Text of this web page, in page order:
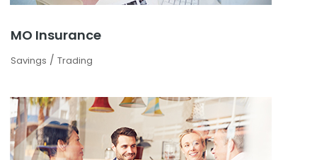
MO Insurance
Savings / Trading